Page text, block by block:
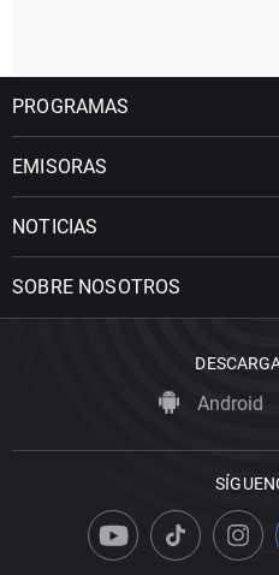
PROGRAMAS
EMISORAS
NOTICIAS
SOBRE NOSOTROS
Android